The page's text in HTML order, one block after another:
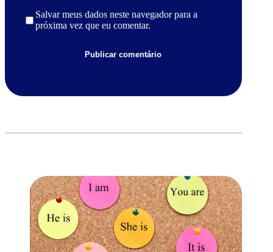
Salvar meus dados neste navegador para a
próxima vez que eu comentar.